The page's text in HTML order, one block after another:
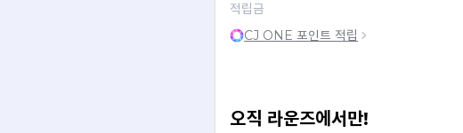
적립금
CJ ONE 포인트 적립
오직 라운즈에서만!